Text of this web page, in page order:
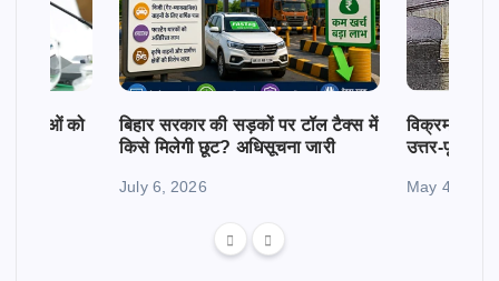
महिलाओं को
बिहार सरकार की सड़कों पर टॉल टैक्स में
किसे मिलेगी छूट? अधिसूचना जारी
July 6, 2026
विक्रमशिला
उत्तर-पूर्व
May 4, 2026